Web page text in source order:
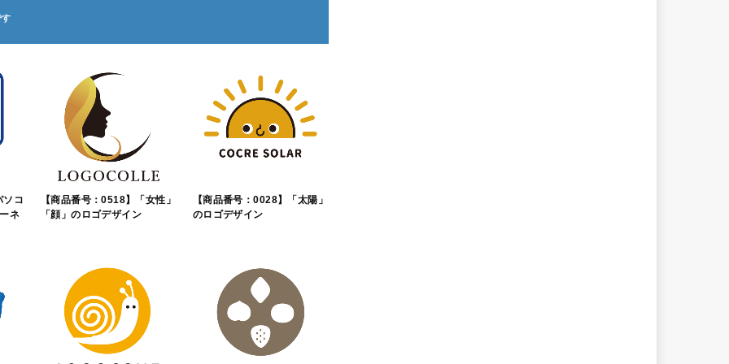
ソコ
ネ
【商品番号：0518】「女性」
「顔」のロゴデザイン
【商品番号：0028】「太陽」
のロゴデザイン